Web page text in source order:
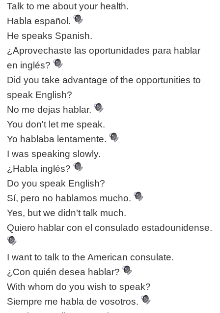
Talk to me about your health.
Habla español.
He speaks Spanish.
¿Aprovechaste las oportunidades para hablar
en inglés?
Did you take advantage of the opportunities to
speak English?
No me dejas hablar.
You don't let me speak.
Yo hablaba lentamente.
I was speaking slowly.
¿Habla inglés?
Do you speak English?
Sí, pero no hablamos mucho.
Yes, but we didn’t talk much.
Quiero hablar con el consulado estadounidense.
I want to talk to the American consulate.
¿Con quién desea hablar?
With whom do you wish to speak?
Siempre me habla de vosotros.